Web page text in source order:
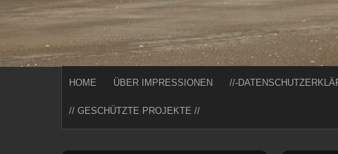
HOME ÜBER IMPRESSIONEN //-
// GESCHÜTZTE PROJEKTE //